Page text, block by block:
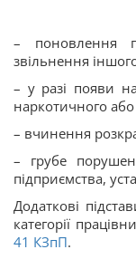
– поновлення
звільнення
– у разі появи
наркотичного або
– вчинення
– грубе
підприємства,
Додаткові
категорії
41 КЗпП.